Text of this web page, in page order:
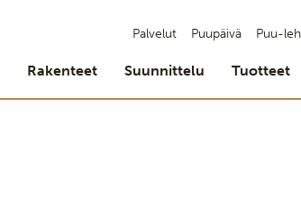
Palvelut Puupäivä Puu-
Rakenteet Suunnittelu Tuotteet